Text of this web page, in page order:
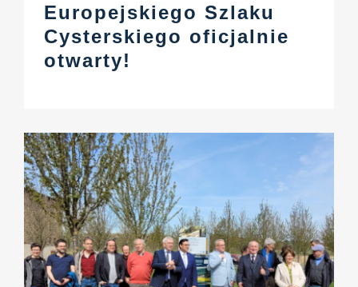
Europejskiego Szlaku
Cysterskiego oficjalnie
otwarty!